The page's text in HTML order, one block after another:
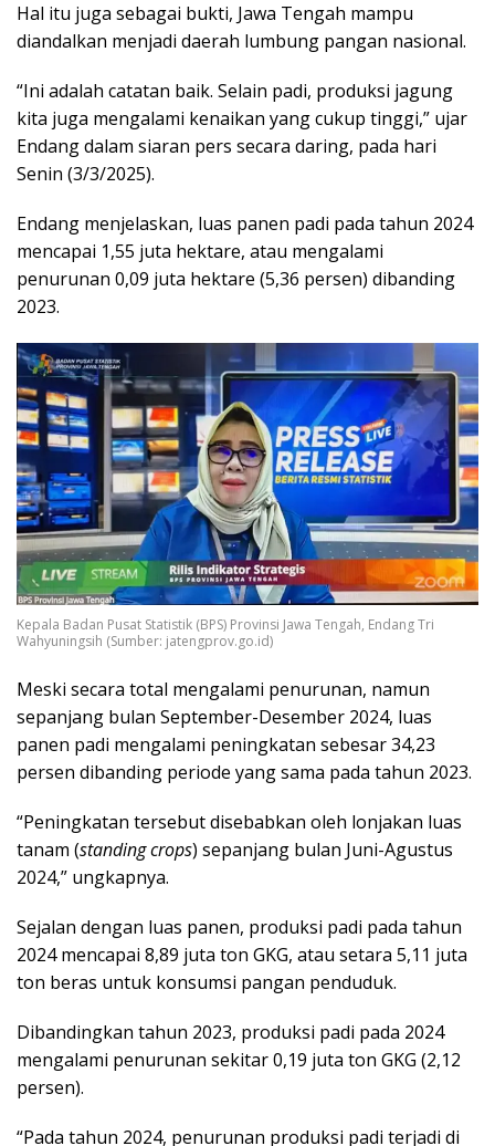
Hal itu juga sebagai bukti, Jawa Tengah mampu
diandalkan menjadi daerah lumbung pangan nasional.
“Ini adalah catatan baik. Selain padi, produksi jagung
kita juga mengalami kenaikan yang cukup tinggi,” ujar
Endang dalam siaran pers secara daring, pada hari
Senin (3/3/2025).
Endang menjelaskan, luas panen padi pada tahun 2024
mencapai 1,55 juta hektare, atau mengalami
penurunan 0,09 juta hektare (5,36 persen) dibanding
2023.
Kepala Badan Pusat Statistik (BPS) Provinsi Jawa Tengah, Endang Tri
Wahyuningsih (Sumber: jatengprov.go.id)
Meski secara total mengalami penurunan, namun
sepanjang bulan September-Desember 2024, luas
panen padi mengalami peningkatan sebesar 34,23
persen dibanding periode yang sama pada tahun 2023.
“Peningkatan tersebut disebabkan oleh lonjakan luas
tanam (standing crops) sepanjang bulan Juni-Agustus
2024,” ungkapnya.
Sejalan dengan luas panen, produksi padi pada tahun
2024 mencapai 8,89 juta ton GKG, atau setara 5,11 juta
ton beras untuk konsumsi pangan penduduk.
Dibandingkan tahun 2023, produksi padi pada 2024
mengalami penurunan sekitar 0,19 juta ton GKG (2,12
persen).
“Pada tahun 2024, penurunan produksi padi terjadi di